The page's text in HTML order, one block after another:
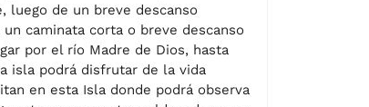
luego de un breve descanso
caminata corta o breve descanso
por el río Madre de Dios, hasta
isla podrá disfrutar de la vida
en esta Isla donde podrá observa